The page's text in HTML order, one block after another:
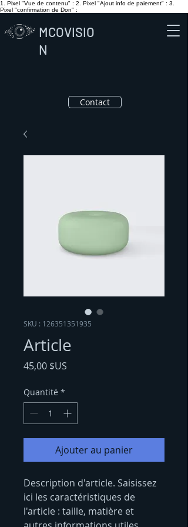
1. Pixel "Vue de contenu" : 2. Pixel "Ajout info de paiement" : 3.
Pixel "confirmation de Don" :
MCOVISIO
N
Contact
SKU : 126351351935
Article
45,00 $US
Quantité *
Ajouter au panier
Description d'article. Saisissez
ici les caractéristiques de
l'article : taille, matière et